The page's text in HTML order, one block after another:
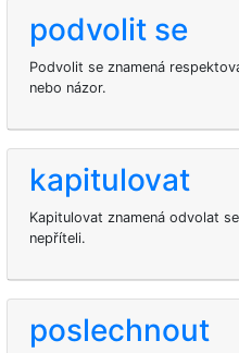
podvolit se
Podvolit se znamená
nebo názor.
kapitulovat
Kapitulovat znamená odvolat
nepříteli.
poslechnout